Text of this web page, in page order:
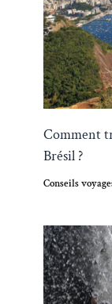
Comment
Brésil ?
Conseils